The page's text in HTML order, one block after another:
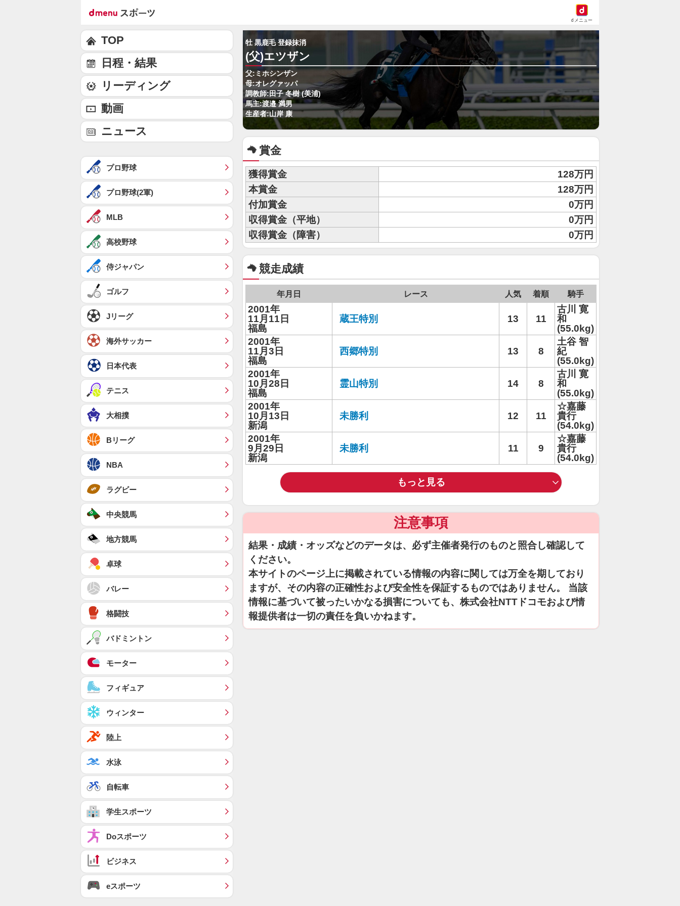
dメニュー
牡 黒鹿毛 登録抹消
(父)エツザン
父:ミホシンザン
母:オレグァッパ
調教師:田子 冬樹 (美浦)
馬主:渡邉 満男
生産者:山岸 康
賞金
獲得賞金
128万円
本賞金
128万円
付加賞金
0万円
収得賞金（平地）
0万円
収得賞金（障害）
0万円
競走成績
年月日 レース 人気 着順 騎手
2001年
11月11日
福島
蔵王特別 13 11
古川 寛
和
(55.0kg)
2001年
11月3日
福島
西郷特別 13 8
土谷 智
紀
(55.0kg)
2001年
10月28日
福島
霊山特別 14 8
古川 寛
和
(55.0kg)
2001年
10月13日
新潟
未勝利 12 11
☆嘉藤
貴行
(54.0kg)
2001年
9月29日
新潟
未勝利 11 9
☆嘉藤
貴行
(54.0kg)
もっと見る
注意事項
結果・成績・オッズなどのデータは、必ず主催者発行のものと照合し確認して
ください。
本サイトのページ上に掲載されている情報の内容に関しては万全を期しており
ますが、その内容の正確性および安全性を保証するものではありません。 当該
情報に基づいて被ったいかなる損害についても、株式会社NTTドコモおよび情
報提供者は一切の責任を負いかねます。
TOP
日程・結果
リーディング
動画
ニュース
プロ野球
プロ野球(2軍)
MLB
高校野球
侍ジャパン
ゴルフ
Jリーグ
海外サッカー
日本代表
テニス
大相撲
Bリーグ
NBA
ラグビー
中央競馬
地方競馬
卓球
バレー
格闘技
バドミントン
モーター
フィギュア
ウィンター
陸上
水泳
自転車
学生スポーツ
Doスポーツ
ビジネス
eスポーツ